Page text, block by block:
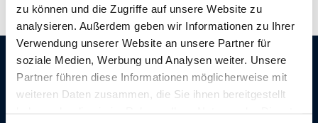
zu können und die Zugriffe auf unsere Website zu
analysieren. Außerdem geben wir Informationen zu Ihrer
Verwendung unserer Website an unsere Partner für
soziale Medien, Werbung und Analysen weiter. Unsere
Partner führen diese Informationen möglicherweise mit
weiteren Daten zusammen, die Sie ihnen bereitgestellt
Luxemburg
NEWSLETTER ABONNIEREN